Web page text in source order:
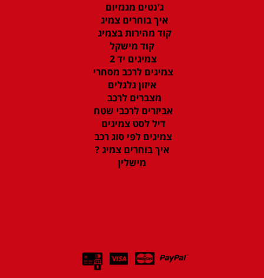
ג'נטים מגנזיום
איך בוחרים צמיג
קוד מהירות בצמיג
קוד מישקל
צמיגים יד 2
צמיגים לרכב מסחרי
איזון גלגלים
מצברים לרכב
אביזרים לרכבי שטח
דיל לסט צמיגים
צמיגים לפי סוג רכב
איך בוחרים צמיג ?
מישלין